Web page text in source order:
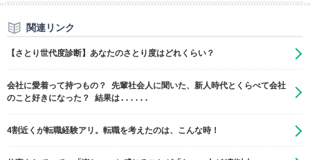
関連リンク
【さとり世代度診断】あなたのさとり度はどれくらい？
会社に愛着って持つもの？ 先輩社会人に聞いた、新人時代とくらべて会社
のこと好きになった？ 結果は......
4割近くが転職経験アリ。転職を考えたのは、こんな時！